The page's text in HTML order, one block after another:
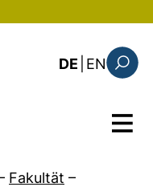
zum Inhalt
DE EN: this
Menü
Fakultät –